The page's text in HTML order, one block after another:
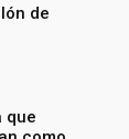
de
que